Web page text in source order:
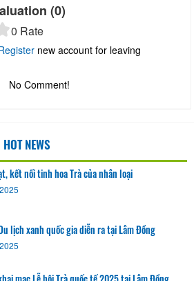
(0)
0 Rate
new account for leaving
No Comment!
HOT NEWS
kết nối tinh hoa Trà của nhân loại
lịch xanh quốc gia diễn ra tại Lâm Đồng